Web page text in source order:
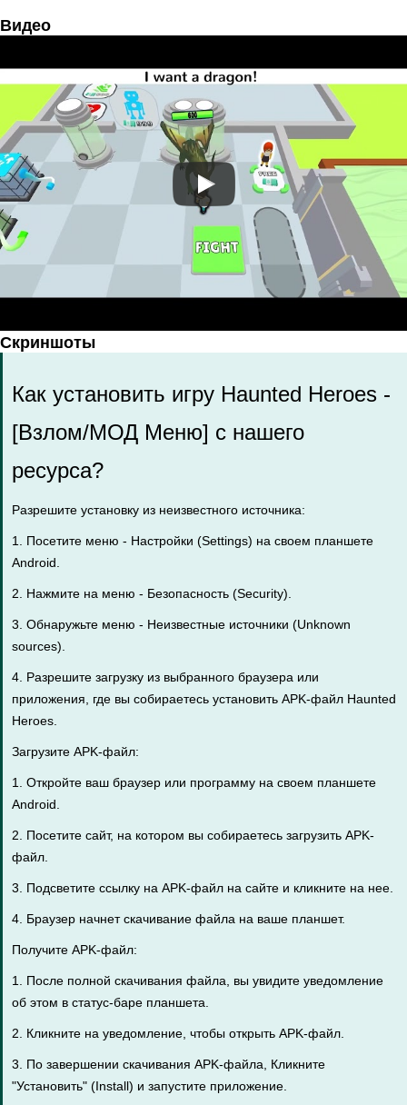
Видео
Скриншоты
Как установить игру Haunted Heroes -
[Взлом/МОД Меню] с нашего
ресурса?
Разрешите установку из неизвестного источника:
1. Посетите меню - Настройки (Settings) на своем планшете
Android.
2. Нажмите на меню - Безопасность (Security).
3. Обнаружьте меню - Неизвестные источники (Unknown
sources).
4. Разрешите загрузку из выбранного браузера или
приложения, где вы собираетесь установить APK-файл Haunted
Heroes.
Загрузите APK-файл:
1. Откройте ваш браузер или программу на своем планшете
Android.
2. Посетите сайт, на котором вы собираетесь загрузить APK-
файл.
3. Подсветите ссылку на APK-файл на сайте и кликните на нее.
4. Браузер начнет скачивание файла на ваше планшет.
Получите APK-файл:
1. После полной скачивания файла, вы увидите уведомление
об этом в статус-баре планшета.
2. Кликните на уведомление, чтобы открыть APK-файл.
3. По завершении скачивания APK-файла, Кликните
"Установить" (Install) и запустите приложение.